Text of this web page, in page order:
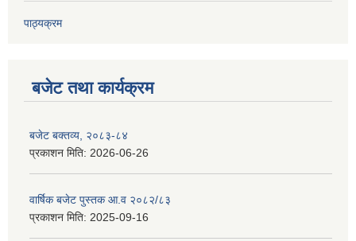
पाठ्यक्रम
बजेट तथा कार्यक्रम
बजेट बक्तव्य, २०८३-८४
प्रकाशन मिति: 2026-06-26
वार्षिक बजेट पुस्तक आ.व २०८२/८३
प्रकाशन मिति: 2025-09-16